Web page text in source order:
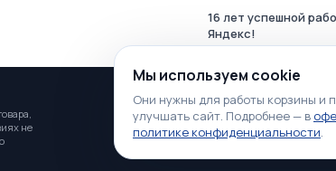
16 лет успешной
Яндекс!
не
Мы используем cookie
Они нужны для работы корзины и
улучшать сайт. Подробнее — в
политике конфиденциальности.